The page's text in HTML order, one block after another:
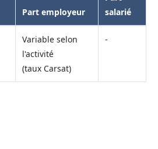
Part employeur
salarié
Variable selon
l'activité
(taux Carsat)
-